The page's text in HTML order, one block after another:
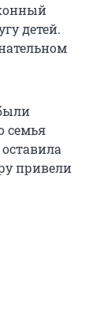
детей.
семья
привели